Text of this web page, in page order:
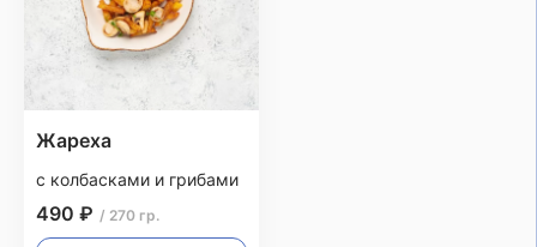
Жареха
с колбасками и грибами
490 ₽ / 270 гр.